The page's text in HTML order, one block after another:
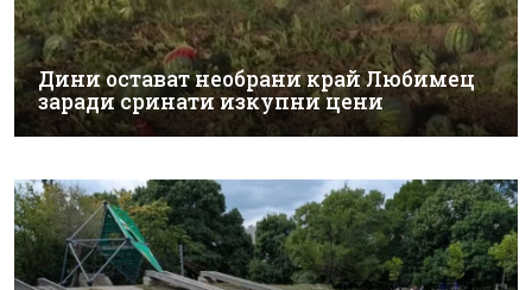
Дини остават необрани край Любимец
заради сринати изкупни цени